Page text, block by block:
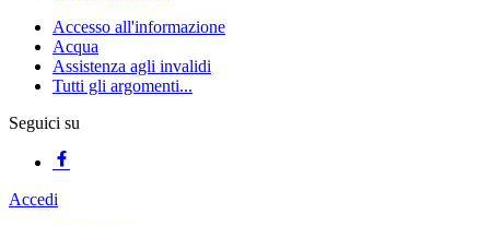
Accesso all'informazione
Acqua
Assistenza agli invalidi
Tutti gli argomenti...
Seguici su
Accedi